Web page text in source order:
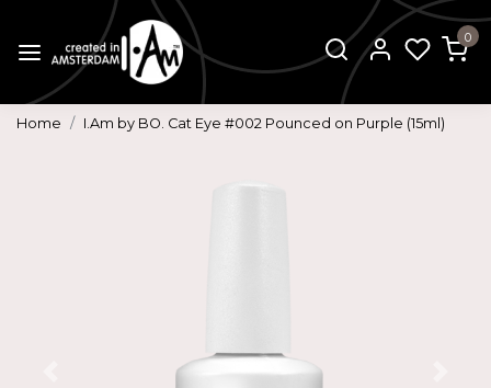
0
Home I.Am by BO. Cat Eye #002 Pounced on Purple (15ml)